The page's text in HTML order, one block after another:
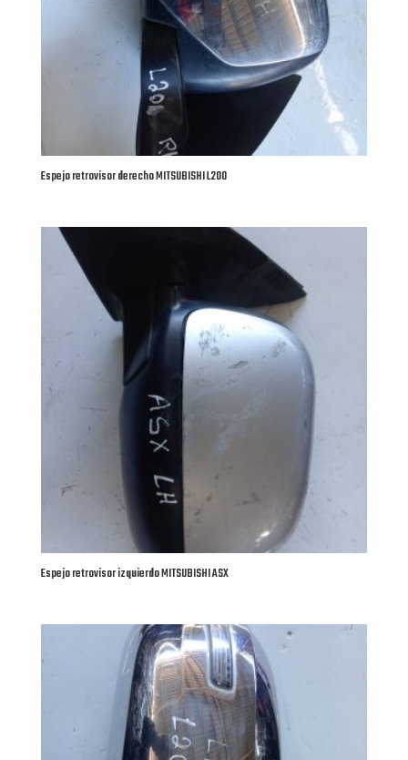
Espejo retrovisor derecho MITSUBISHI L200
Espejo retrovisor izquierdo MITSUBISHI ASX